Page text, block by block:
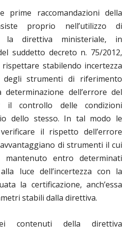
prime raccomandazioni della
proprio nell’utilizzo di
la direttiva ministeriale, in
suddetto decreto n. 75/2012,
stabilendo incertezza
strumenti di riferimento
dell’errore del
il controllo delle condizioni
dello stesso. In tal modo le
il rispetto dell’errore
di strumenti il cui
mantenuto entro determinati
luce dell’incertezza con la
la certificazione, anch’essa
stabili dalla direttiva.
contenuti della direttiva